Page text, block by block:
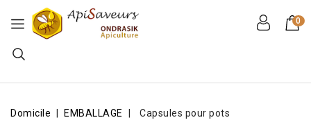
0
Domicile EMBALLAGE Capsules pour pots